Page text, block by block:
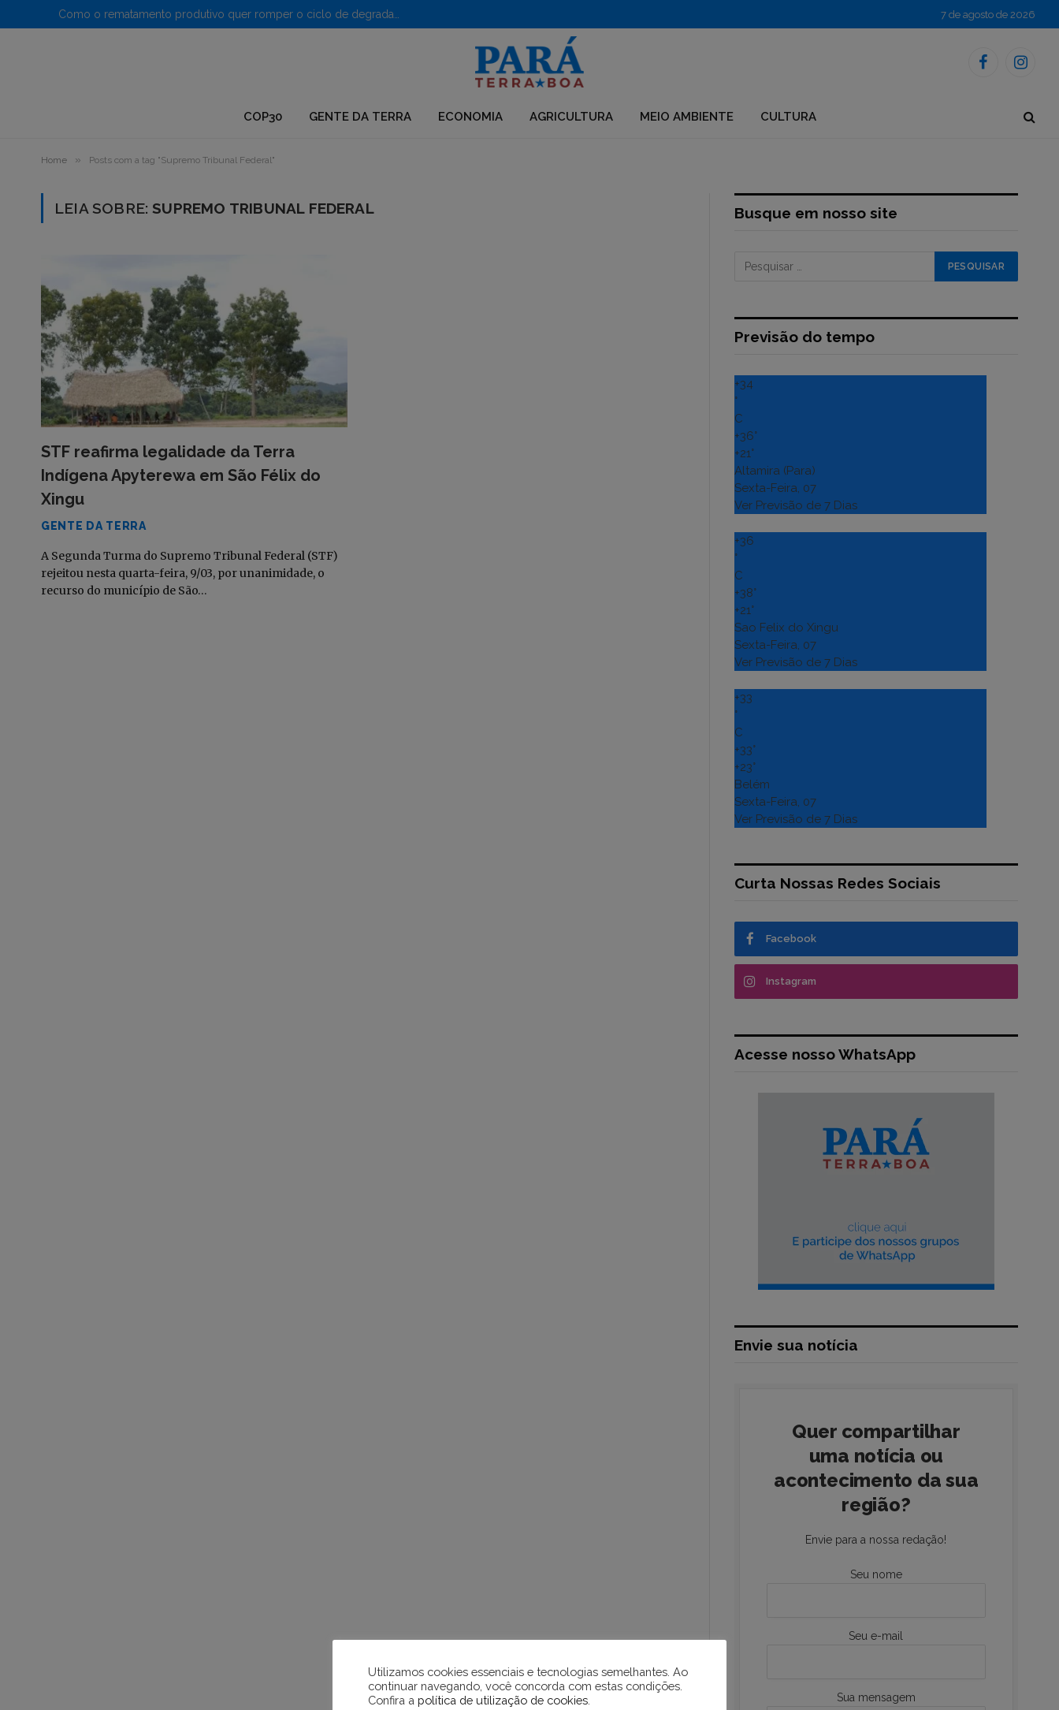
7 de agosto de 2026
Facebook
COP30 GENTE DA TERRA ECONOMIA AGRICULTURA MEIO AMBIENTE CULTURA
Home » Posts com a tag "Supremo Tribunal Federal"
LEIA SOBRE:SUPREMO TRIBUNAL FEDERAL
STF reafirma legalidade da Terra
Indígena Apyterewa em São Félix do
Xingu
GENTE DA TERRA
A Segunda Turma do Supremo Tribunal Federal (STF)
rejeitou nesta quarta-feira, 9/03, por unanimidade, o
recurso do município de São…
Busque em nosso site
Previsão do tempo
+34
°
C
+36°
+21°
Altamira (Para)
Sexta-Feira, 07
Ver Previsão de 7 Dias
+36
°
C
+38°
+21°
Sao Felix do Xingu
Sexta-Feira, 07
Ver Previsão de 7 Dias
+33
°
C
+33°
+23°
Belém
Sexta-Feira, 07
Ver Previsão de 7 Dias
Curta Nossas Redes Sociais
Facebook
Instagram
Acesse nosso WhatsApp
Envie sua notícia
Quer compartilhar
uma notícia ou
acontecimento da sua
região?
Envie para a nossa redação!
Seu nome
Seu e-mail
Sua mensagem
Utilizamos cookies essenciais e tecnologias semelhantes. Ao
continuar navegando, você concorda com estas condições.
Confira a política de utilização de cookies